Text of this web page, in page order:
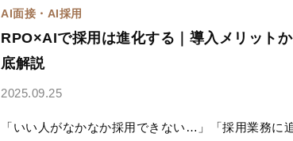
AI面接・AI採用
RPO×AIで採用は進化する｜導入メリット
底解説
2025.09.25
「いい人がなかなか採用できない…」「採用業務に